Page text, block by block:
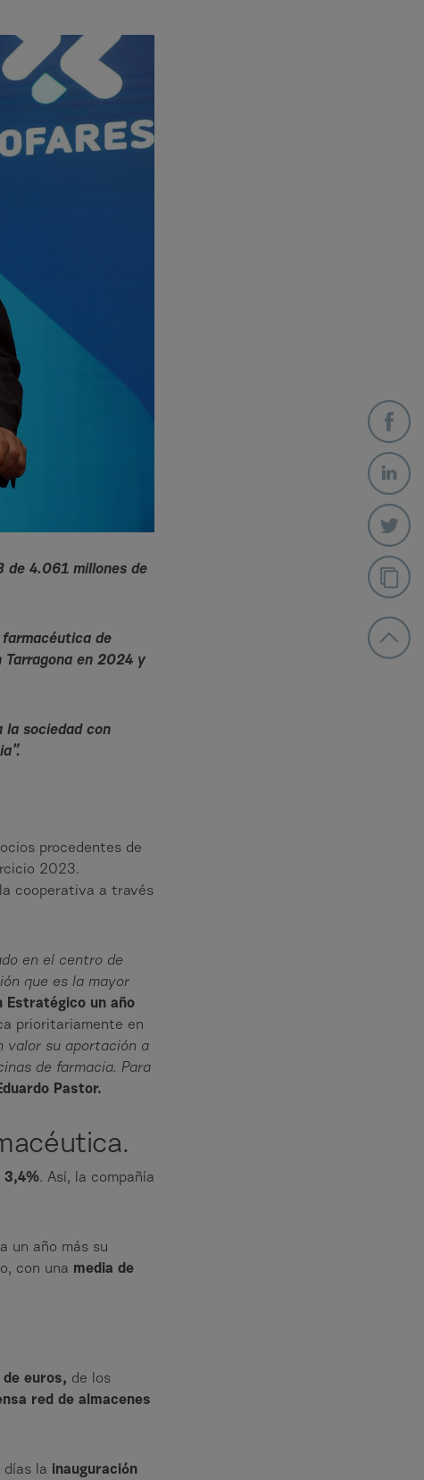
de 4.061 millones de
farmacéutica de
Tarragona en 2024 y
la sociedad con
procedentes de
2023.
cooperativa a través
en el centro de
que es la mayor
Estratégico un año
prioritariamente en
valor su aportación a
de farmacia. Para
Pastor.
3,4%. Así, la compañía
un año más su
con una media de
euros, de los
red de almacenes
días la inauguración